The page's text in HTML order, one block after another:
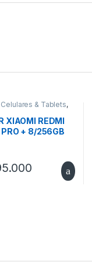
Celulares & Tablets,
XIAOMI REDMI
PRO + 8/256GB